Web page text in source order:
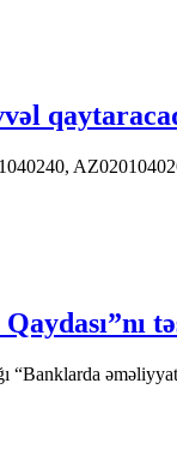
“Banklarda